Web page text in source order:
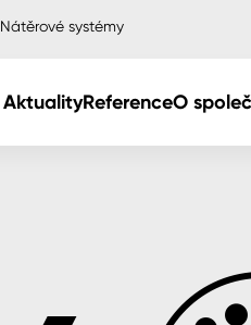
Nátěrové systémy
AktualityReferenceO